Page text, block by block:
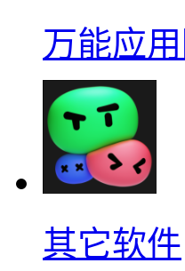
万能应
其它软件